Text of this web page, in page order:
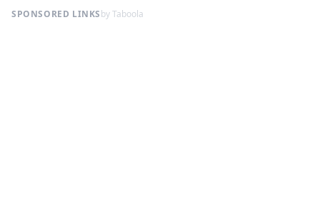
SPONSORED LINKSby Taboola